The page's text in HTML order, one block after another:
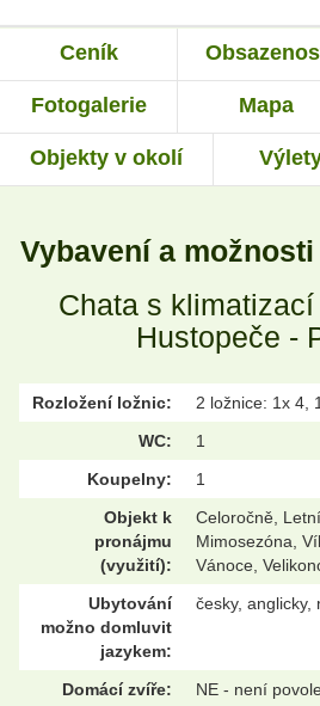
Ceník
Fotogalerie Mapa
Objekty v okolí
Vybavení a
Chata s
Hustopeče -
Rozložení ložnic:
2 ložnice: 1x 4,
WC:
1
Koupelny:
1
Objekt k
pronájmu
(využití):
Celoročně,
Mimosezóna,
Vánoce,
Ubytování
možno domluvit
jazykem:
česky, anglicky,
Domácí zvíře:
NE - není